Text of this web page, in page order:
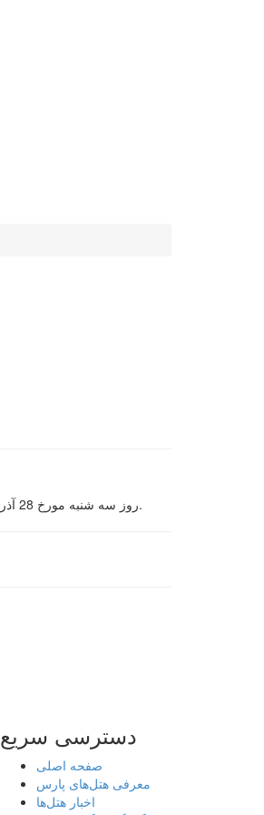
روز سه شنبه مورخ 28 آذر ماه سال 1402 شرکت گلدیرانی همایشی را در خصوص معرفی محصولات جدید خود در سالن مشتاق هتل برگزار کرد و پذیرایی ناهار نیز در سالن ارگ تدارک دیده شد.
دسترسی سریع
صفحه اصلی
معرفی هتل‌های پارس
اخبار هتل‌ها